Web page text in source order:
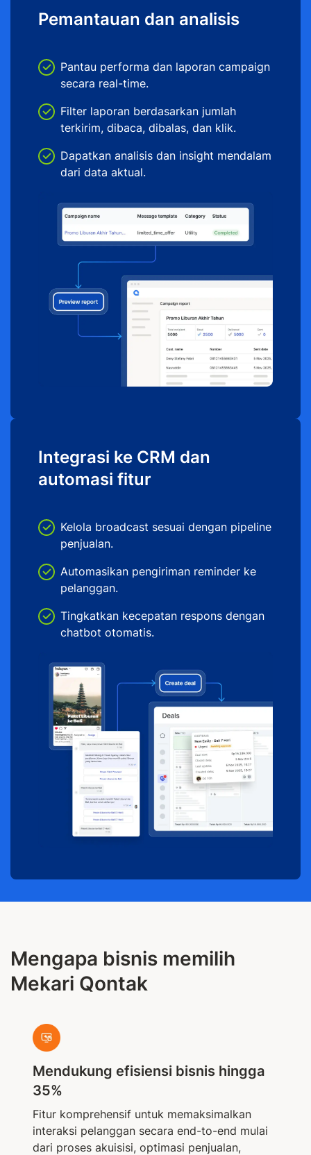
Pemantauan dan analisis
Pantau performa dan laporan campaign
secara real-time.
Filter laporan berdasarkan jumlah
terkirim, dibaca, dibalas, dan klik.
Dapatkan analisis dan insight mendalam
dari data aktual.
Integrasi ke CRM dan
automasi fitur
Kelola broadcast sesuai dengan pipeline
penjualan.
Automasikan pengiriman reminder ke
pelanggan.
Tingkatkan kecepatan respons dengan
chatbot otomatis.
Mengapa bisnis memilih
Mekari Qontak
Mendukung efisiensi bisnis hingga
35%
Fitur komprehensif untuk memaksimalkan
interaksi pelanggan secara end-to-end mulai
dari proses akuisisi, optimasi penjualan,